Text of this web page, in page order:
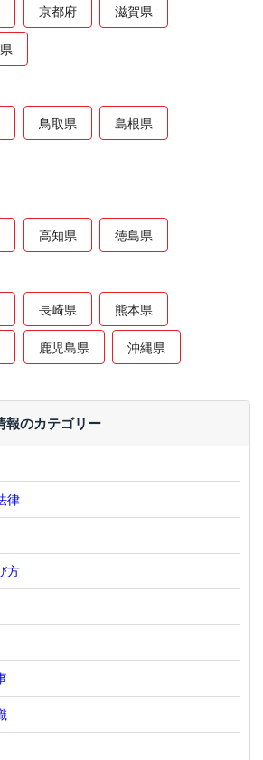
京都府 滋賀県
鳥取県 島根県
高知県 徳島県
長崎県 熊本県
鹿児島県 沖縄県
報のカテゴリー
律
方